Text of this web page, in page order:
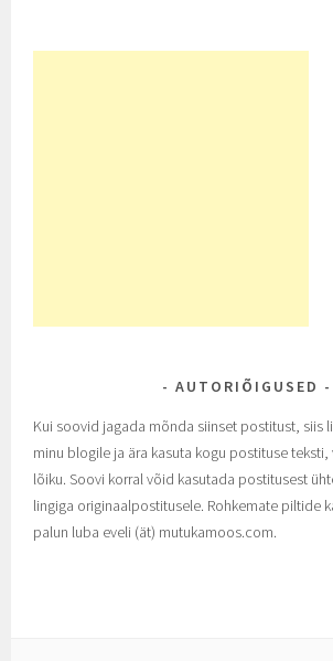
AUTORIÕIGUSED
Kui soovid jagada mõnda siinset postitust, siis
minu blogile ja ära kasuta kogu postituse
lõiku. Soovi korral võid kasutada postitusest
lingiga originaalpostitusele. Rohkemate piltide
palun luba eveli (ät) mutukamoos.com.